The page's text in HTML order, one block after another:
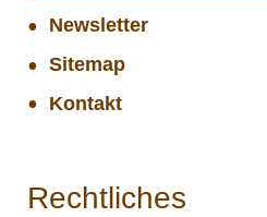
Newsletter
Sitemap
Kontakt
Rechtliches